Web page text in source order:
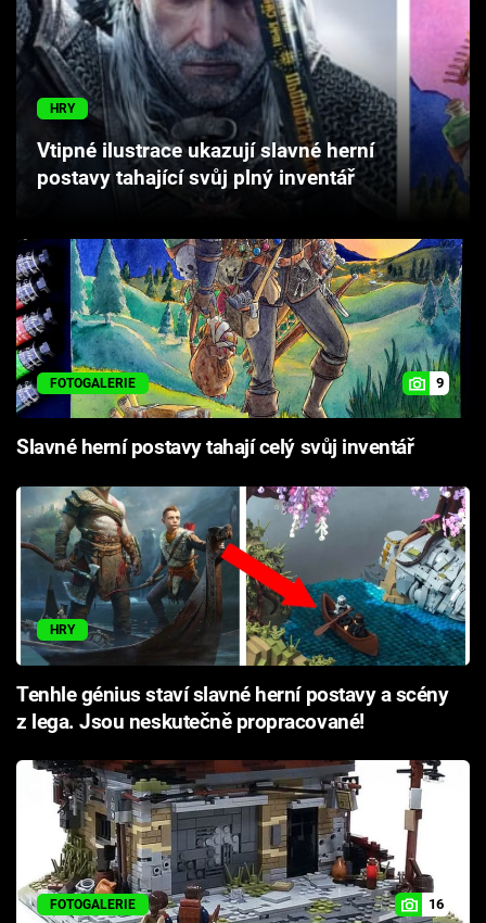
Hry
Cool Esport
Pořady
Sledujte prima+
Přihlášení
Sledujte nás
HRY
Vtipné ilustrace ukazují slavné herní
postavy tahající svůj plný inventář
FOTOGALERIE 9
Slavné herní postavy tahají celý svůj inventář
HRY
Tenhle génius staví slavné herní postavy a scény
z lega. Jsou neskutečně propracované!
FOTOGALERIE 16